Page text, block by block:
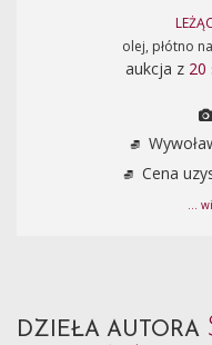
olej, płótno
aukcja z 20
Cena
...
DZIEŁA AUTORA